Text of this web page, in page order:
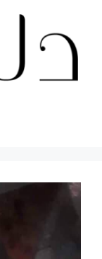
المحتوى